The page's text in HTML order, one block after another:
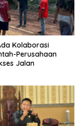
Kolaborasi
Perusahaan
Jalan